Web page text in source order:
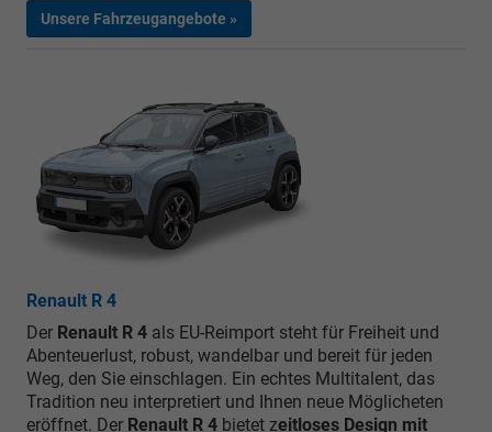
Unsere Fahrzeugangebote »
Renault R 4
Der Renault R 4 als EU-Reimport steht für Freiheit und
Abenteuerlust, robust, wandelbar und bereit für jeden
Weg, den Sie einschlagen. Ein echtes Multitalent, das
Tradition neu interpretiert und Ihnen neue Möglicheten
eröffnet. Der Renault R 4 bietet zeitloses Design mit